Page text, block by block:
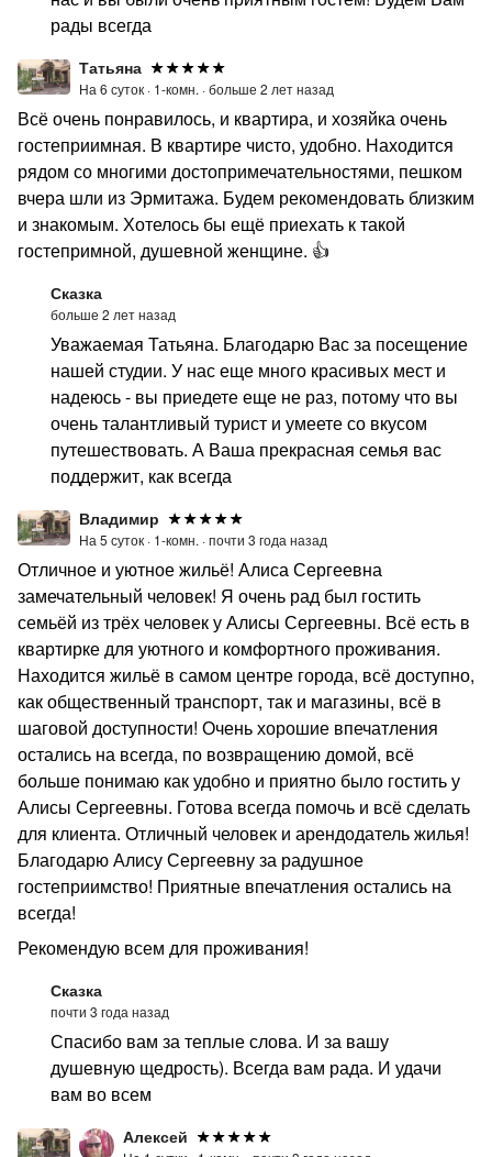
рады всегда
Татьяна
На 6 суток · 1-комн. ·больше 2 лет назад
Всё очень понравилось, и квартира, и хозяйка очень
гостеприимная. В квартире чисто, удобно. Находится
рядом со многими достопримечательностями, пешком
вчера шли из Эрмитажа. Будем рекомендовать близким
и знакомым. Хотелось бы ещё приехать к такой
гостепримной, душевной женщине. 👍
Сказка
больше 2 лет назад
Уважаемая Татьяна. Благодарю Вас за посещение
нашей студии. У нас еще много красивых мест и
надеюсь - вы приедете еще не раз, потому что вы
очень талантливый турист и умеете со вкусом
путешествовать. А Ваша прекрасная семья вас
поддержит, как всегда
Владимир
На 5 суток · 1-комн. ·почти 3 года назад
Отличное и уютное жильё! Алиса Сергеевна
замечательный человек! Я очень рад был гостить
семьёй из трёх человек у Алисы Сергеевны. Всё есть в
квартирке для уютного и комфортного проживания.
Находится жильё в самом центре города, всё доступно,
как общественный транспорт, так и магазины, всё в
шаговой доступности! Очень хорошие впечатления
остались на всегда, по возвращению домой, всё
больше понимаю как удобно и приятно было гостить у
Алисы Сергеевны. Готова всегда помочь и всё сделать
для клиента. Отличный человек и арендодатель жилья!
Благодарю Алису Сергеевну за радушное
гостеприимство! Приятные впечатления остались на
всегда!
Рекомендую всем для проживания!
Сказка
почти 3 года назад
Спасибо вам за теплые слова. И за вашу
душевную щедрость). Всегда вам рада. И удачи
вам во всем
Алексей